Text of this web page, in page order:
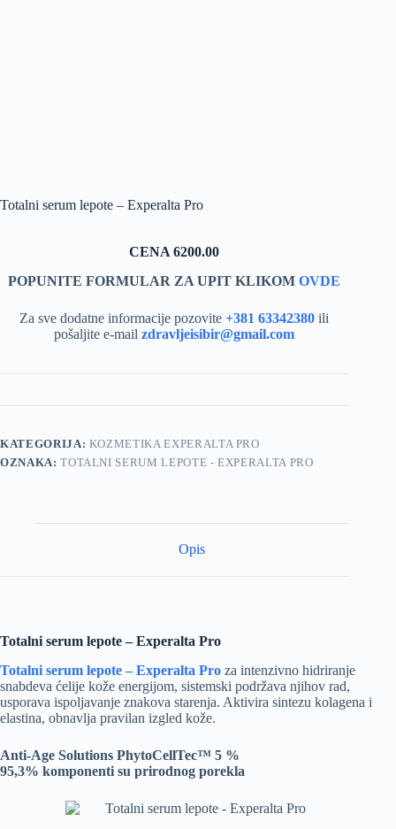
Totalni serum lepote – Experalta Pro
CENA 6200.00
POPUNITE FORMULAR ZA UPIT KLIKOMOVDE
Za sve dodatne informacije pozovite+381 63342380 ili
pošaljite e-mailzdravljeisibir@gmail.com
KATEGORIJA: KOZMETIKA EXPERALTA PRO
OZNAKA:TOTALNI SERUM LEPOTE - EXPERALTA PRO
Opis
Totalni serum lepote – Experalta Pro
Totalni serum lepote – Experalta Pro za intenzivno hidriranje
snabdeva ćelije kože energijom, sistemski podržava njihov rad,
usporava ispoljavanje znakova starenja. Aktivira sintezu kolagena i
elastina, obnavlja pravilan izgled kože.
Anti-Age Solutions PhytoCellTec™ 5 %
95,3% komponenti su prirodnog porekla